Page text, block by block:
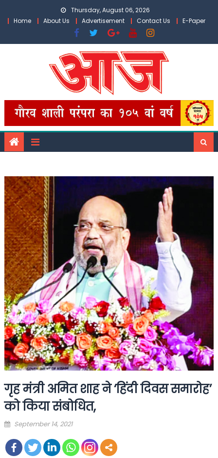
Thursday, August 06, 2026
Home
About Us Advertisement Contact Us E-Paper
गृह मंत्री अमित शाह ने ‘हिंदी दिवस समारोह’
को किया संबोधित,
Posted
September 14, 2021